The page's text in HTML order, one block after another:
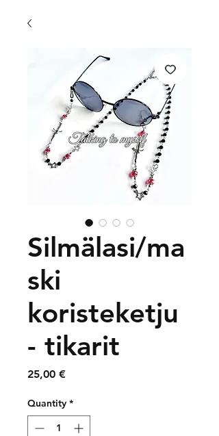
Silmälasi/ma
ski
koristeketju
- tikarit
25,00 €Price
Quantity *